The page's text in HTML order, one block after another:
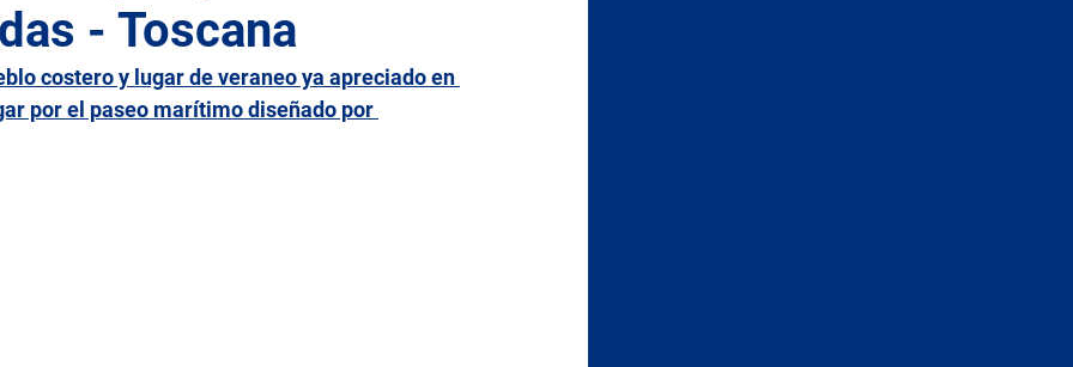
- Toscana
costero y lugar de veraneo ya apreciado en
por el paseo marítimo diseñado por